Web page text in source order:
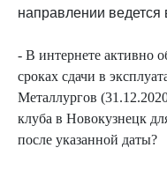
направлении ведется
- В интернете активно
сроках сдачи в
Металлургов
клуба в Новокузнецк
после указанной даты?